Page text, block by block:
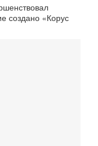
создано «Корус